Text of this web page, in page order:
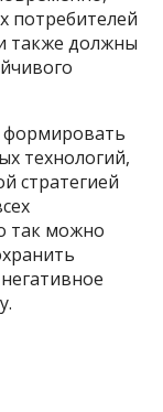
потребителей
также должны
технологий,
стратегией
так можно